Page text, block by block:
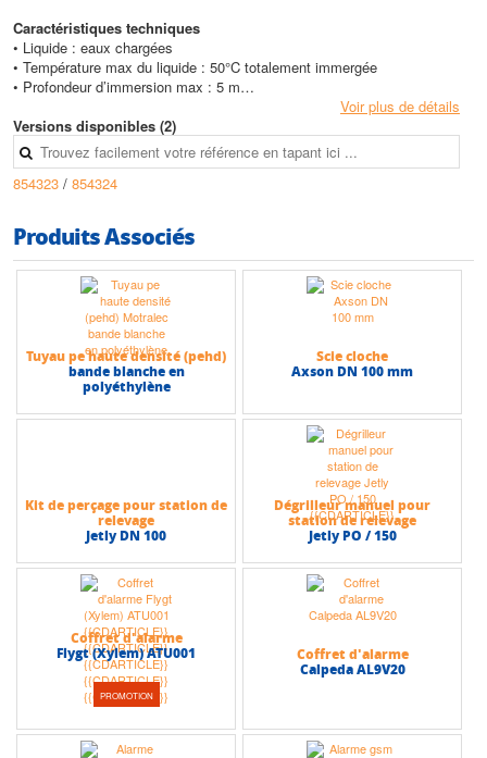
Caractéristiques techniques
• Liquide : eaux chargées
• Température max du liquide : 50°C totalement immergée
• Profondeur d’immersion max : 5 m
• Granulométrie max : 35 mm (0,6 kw) - 50 mm (1,1 kw)
• Hauteur max (HMT) : 12,8 m
• Débit max : 25,5 m3/h
Voir plus de détails
Versions disponibles (2)
854323 / 854324
Produits Associés
Tuyau pe haute densité (pehd)
bande blanche en
polyéthylène
Scie cloche
Axson DN 100 mm
Kit de perçage pour station de
relevage
Jetly DN 100
Dégrilleur manuel pour
station de relevage
Jetly PO / 150
PROMOTION
Coffret d'alarme
Flygt (Xylem) ATU001
Coffret d'alarme
Calpeda AL9V20